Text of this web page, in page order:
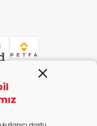
TİC. LTD. ŞTİ. Alaşarköy Mah.
Dairesi'ne bağlıdır.